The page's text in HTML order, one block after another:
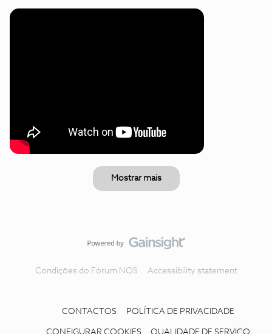
Mostrar mais
Condições do Fórum NOS Accessibility statement
CONTACTOS POLÍTICA DE PRIVACIDADE